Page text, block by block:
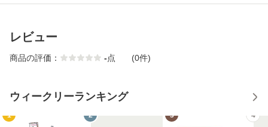
レビュー
商品の評価： -点 (0件)
ウィークリーランキング
1 2 3 4